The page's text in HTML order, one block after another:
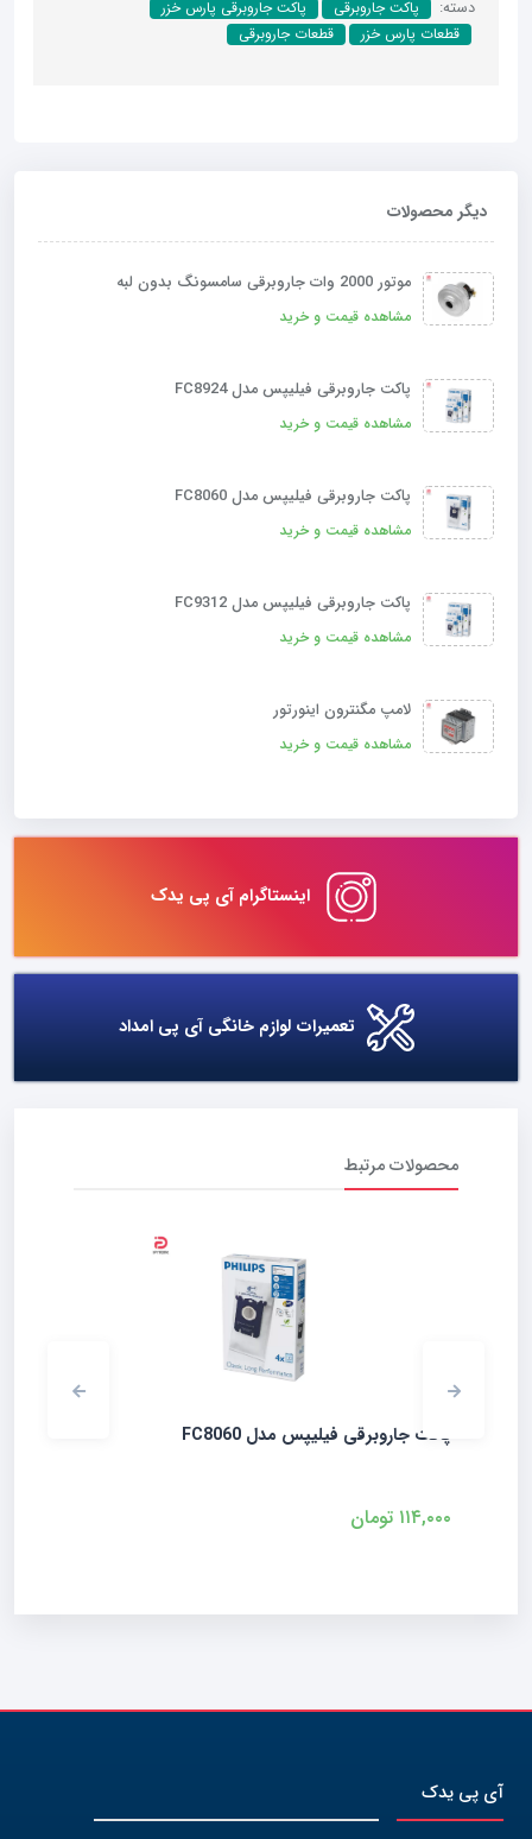
دسته: پاکت جاروبرقی
پاکت جاروبرقی پارس خزر
قطعات پارس خزر
قطعات جاروبرقی
دیگر محصولات
موتور 2000 وات جاروبرقی سامسونگ بدون لبه
مشاهده قیمت و خرید
پاکت جاروبرقی فیلیپس مدل FC8924
مشاهده قیمت و خرید
پاکت جاروبرقی فیلیپس مدل FC8060
مشاهده قیمت و خرید
پاکت جاروبرقی فیلیپس مدل FC9312
مشاهده قیمت و خرید
لامپ مگنترون اینورتور
مشاهده قیمت و خرید
اینستاگرام آی پی یدک
تعمیرات لوازم خانگی آی پی امداد
محصولات مرتبط
پاکت جاروبرقی فیلیپس مدل FC8060
۱۱۴,۰۰۰ تومان
آی پی یدک